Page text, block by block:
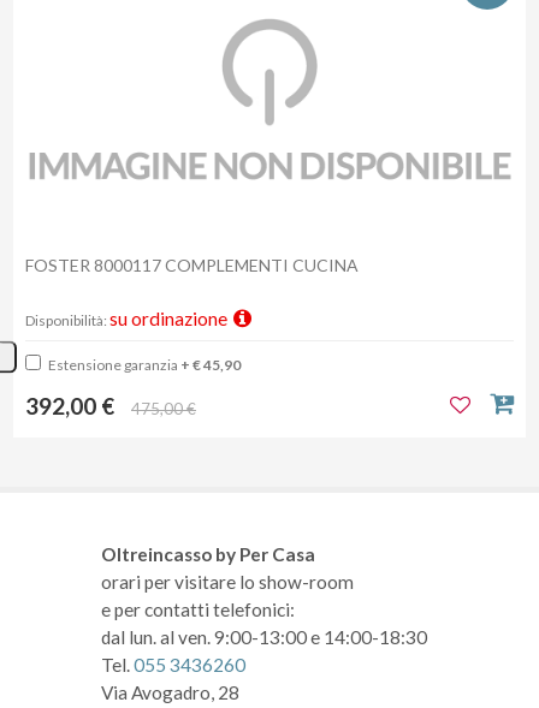
FOSTER 8000117 COMPLEMENTI CUCINA
Disponibilità: su ordinazione
Estensione garanzia + € 45,90
392,00 € 475,00 €
Oltreincasso by Per Casa
orari per visitare lo show-room
e per contatti telefonici:
dal lun. al ven. 9:00-13:00 e 14:00-18:30
Tel.055 3436260
Via Avogadro, 28